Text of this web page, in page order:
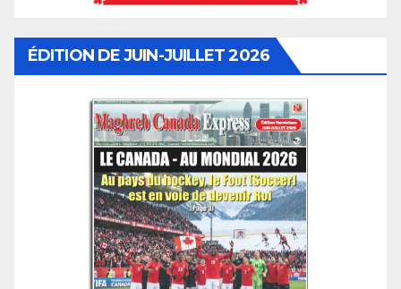
ÉDITION DE JUIN-JUILLET 2026